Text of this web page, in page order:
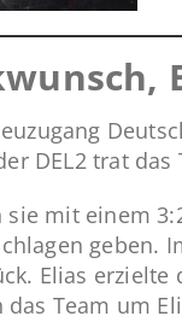
DEL2 trat das
mit einem
geben.
Elias
Team um